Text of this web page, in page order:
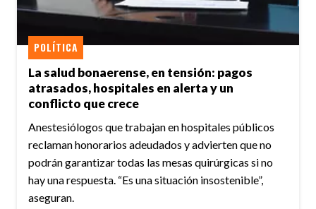
La salud bonaerense, en tensión: pagos
atrasados, hospitales en alerta y un
conflicto que crece
POLÍTICA
Anestesiólogos que trabajan en hospitales públicos
reclaman honorarios adeudados y advierten que no
podrán garantizar todas las mesas quirúrgicas si no
hay una respuesta. “Es una situación insostenible”,
aseguran.